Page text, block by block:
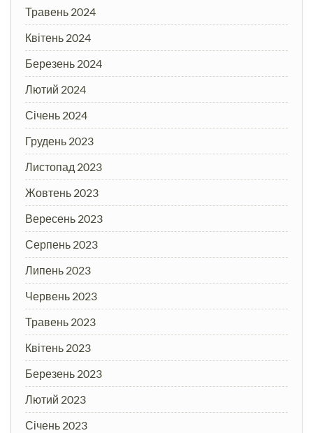
Травень 2024
Квітень 2024
Березень 2024
Лютий 2024
Січень 2024
Грудень 2023
Листопад 2023
Жовтень 2023
Вересень 2023
Серпень 2023
Липень 2023
Червень 2023
Травень 2023
Квітень 2023
Березень 2023
Лютий 2023
Січень 2023